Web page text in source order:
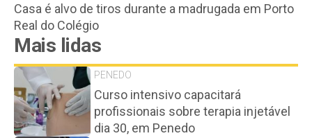
Casa é alvo de tiros durante a madrugada em Porto
Real do Colégio
Mais lidas
PENEDO
Curso intensivo capacitará
profissionais sobre terapia injetável
dia 30, em Penedo